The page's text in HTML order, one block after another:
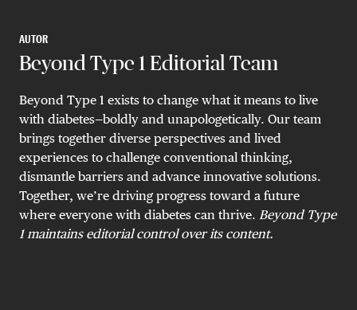
AUTOR
Beyond Type 1 Editorial Team
Beyond Type 1 exists to change what it means to live
with diabetes—boldly and unapologetically. Our team
brings together diverse perspectives and lived
experiences to challenge conventional thinking,
dismantle barriers and advance innovative solutions.
Together, we’re driving progress toward a future
where everyone with diabetes can thrive. Beyond Type
1 maintains editorial control over its content.